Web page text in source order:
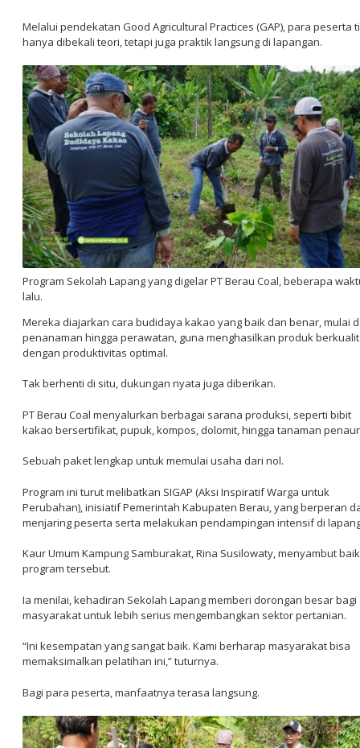
Melalui pendekatan Good Agricultural Practices (GAP), para peserta
hanya dibekali teori, tetapi juga praktik langsung di lapangan.
Program Sekolah Lapang yang digelar PT Berau Coal, beberapa
lalu.
Mereka diajarkan cara budidaya kakao yang baik dan benar, mulai
penanaman hingga perawatan, guna menghasilkan produk
dengan produktivitas optimal.
Tak berhenti di situ, dukungan nyata juga diberikan.
PT Berau Coal menyalurkan berbagai sarana produksi, seperti bibit
kakao bersertifikat, pupuk, kompos, dolomit, hingga tanaman
Sebuah paket lengkap untuk memulai usaha dari nol.
Program ini turut melibatkan SIGAP (Aksi Inspiratif Warga untuk
Perubahan), inisiatif Pemerintah Kabupaten Berau, yang berperan
menjaring peserta serta melakukan pendampingan intensif di
Kaur Umum Kampung Samburakat, Rina Susilowaty, menyambut baik
program tersebut.
Ia menilai, kehadiran Sekolah Lapang memberi dorongan besar bagi
masyarakat untuk lebih serius mengembangkan sektor pertanian.
“Ini kesempatan yang sangat baik. Kami berharap masyarakat bisa
memaksimalkan pelatihan ini,” tuturnya.
Bagi para peserta, manfaatnya terasa langsung.